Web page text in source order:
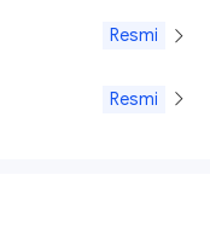
Resmi
Resmi